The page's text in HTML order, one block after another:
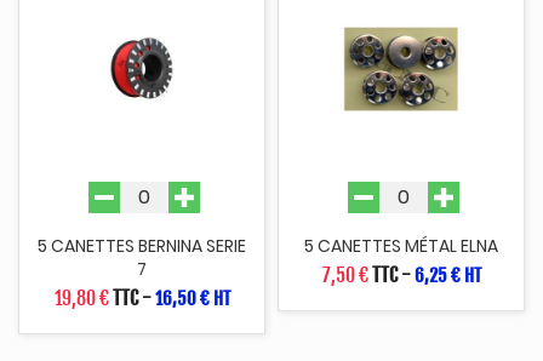
5 CANETTES BERNINA SERIE
7
19,80 €TTC-16,50 € HT
5 CANETTES MÉTAL ELNA
7,50 €TTC-6,25 € HT